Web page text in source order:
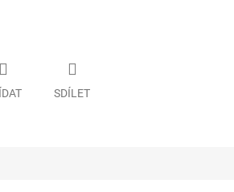
SDÍLET